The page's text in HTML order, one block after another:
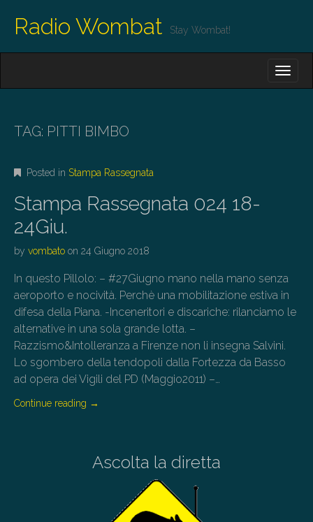
Radio Wombat Stay Wombat!
N
M
N
U
O
C
T
N
TAG: PITTI BIMBO
Posted in Stampa Rassegnata
Stampa Rassegnata 024 18-
24Giu.
by vombato on 24 Giugno 2018
In questo Pillolo: – #27Giugno mano nella mano senza
aeroporto e nocività. Perchè una mobilitazione estiva in
difesa della Piana. -Inceneritori e discariche: rilanciamo le
alternative in una sola grande lotta. –
Razzismo&Intolleranza a Firenze non li insegna Salvini.
Lo sgombero della tendopoli dalla Fortezza da Basso
ad opera dei Vigili del PD (Maggio2011) –…
Continue reading →
Ascolta la diretta